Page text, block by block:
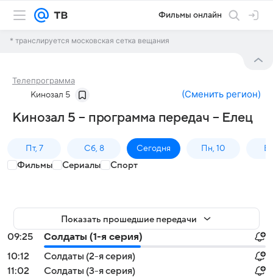
Фильмы онлайн
* транслируется московская сетка вещания
Телепрограмма
Кинозал 5 (Сменить регион)
Кинозал 5 – программа передач – Елец
Пт, 7 Сб, 8 Сегодня Пн, 10
Фильмы Сериалы Спорт
Показать прошедшие передачи
09:25
Солдаты (1-я серия)
10:12
Солдаты (2-я серия)
11:02
Солдаты (3-я серия)